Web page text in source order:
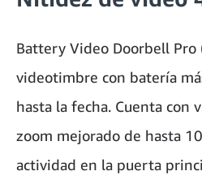
Battery Video Doorbell Pro
videotimbre con batería
hasta la fecha. Cuenta con
zoom mejorado de hasta
actividad en la puerta